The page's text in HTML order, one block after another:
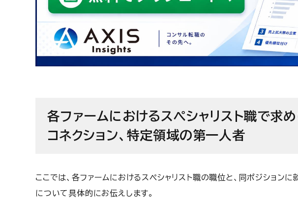
各ファームにおけるスペシャリスト職で求
コネクション、特定領域の第一人者
ここでは、各ファームにおけるスペシャリスト職の職位と、同ポジション
について具体的にお伝えします。